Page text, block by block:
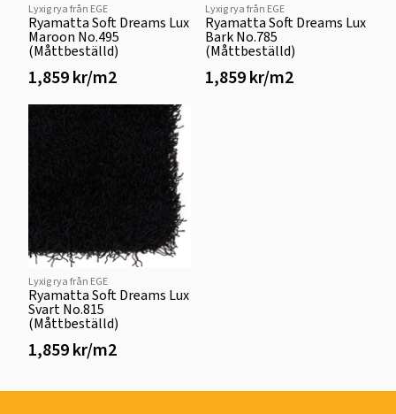
Lyxig rya från EGE
Ryamatta Soft Dreams Lux
Maroon No.495
(Måttbeställd)
1,859 kr/m2
Lyxig rya från EGE
Ryamatta Soft Dreams Lux
Bark No.785
(Måttbeställd)
1,859 kr/m2
Lyxig rya från EGE
Ryamatta Soft Dreams Lux
Svart No.815
(Måttbeställd)
1,859 kr/m2